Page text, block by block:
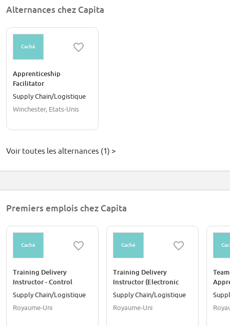
Alternances chez Capita
Caché
Apprenticeship
Facilitator
Supply Chain/Logistique
Winchester, Etats-Unis
Voir toutes les alternances (1) >
Premiers emplois chez Capita
Caché
Training Delivery
Instructor - Control
Systems
Supply Chain/Logistique
Royaume-Uni
Caché
Training Delivery
Instructor (Electronic
Controls & Diagnostic
Supply Chain/Logistique
Royaume-Uni